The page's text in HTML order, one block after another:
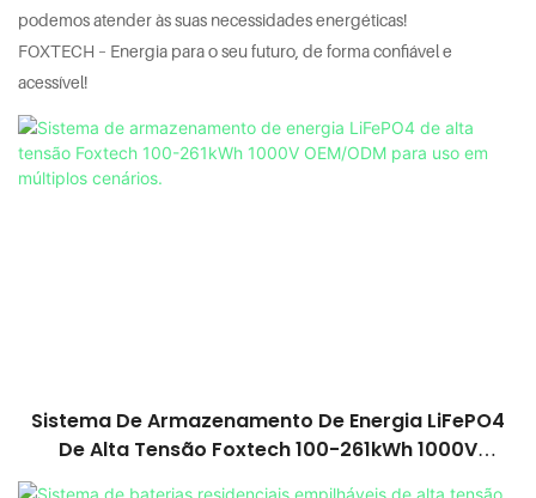
podemos atender às suas necessidades energéticas!
FOXTECH – Energia para o seu futuro, de forma confiável e
acessível!
Sistema De Armazenamento De Energia LiFePO4
De Alta Tensão Foxtech 100-261kWh 1000V